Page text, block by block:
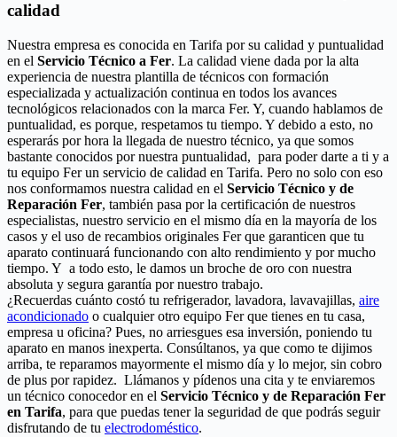
calidad
Nuestra empresa es conocida en Tarifa por su calidad y puntualidad
en el Servicio Técnico a Fer. La calidad viene dada por la alta
experiencia de nuestra plantilla de técnicos con formación
especializada y actualización continua en todos los avances
tecnológicos relacionados con la marca Fer. Y, cuando hablamos de
puntualidad, es porque, respetamos tu tiempo. Y debido a esto, no
esperarás por hora la llegada de nuestro técnico, ya que somos
bastante conocidos por nuestra puntualidad, para poder darte a ti y a
tu equipo Fer un servicio de calidad en Tarifa. Pero no solo con eso
nos conformamos nuestra calidad en el Servicio Técnico y de
Reparación Fer, también pasa por la certificación de nuestros
especialistas, nuestro servicio en el mismo día en la mayoría de los
casos y el uso de recambios originales Fer que garanticen que tu
aparato continuará funcionando con alto rendimiento y por mucho
tiempo. Y a todo esto, le damos un broche de oro con nuestra
absoluta y segura garantía por nuestro trabajo.
¿Recuerdas cuánto costó tu refrigerador, lavadora, lavavajillas, aire
acondicionado o cualquier otro equipo Fer que tienes en tu casa,
empresa u oficina? Pues, no arriesgues esa inversión, poniendo tu
aparato en manos inexperta. Consúltanos, ya que como te dijimos
arriba, te reparamos mayormente el mismo día y lo mejor, sin cobro
de plus por rapidez. Llámanos y pídenos una cita y te enviaremos
un técnico conocedor en el Servicio Técnico y de Reparación Fer
en Tarifa, para que puedas tener la seguridad de que podrás seguir
disfrutando de tu electrodoméstico.